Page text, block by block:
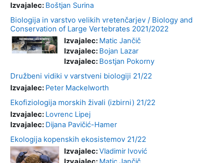
Izvajalec: Boštjan Surina
Biologija in varstvo velikih vretenčarjev / Biology and
Conservation of Large Vertebrates 2021/2022
Izvajalec: Matic Jančič
Izvajalec: Bojan Lazar
Izvajalec: Bostjan Pokorny
Družbeni vidiki v varstveni biologiji 21/22
Izvajalec: Peter Mackelworth
Ekofiziologija morskih živali (izbirni) 21/22
Izvajalec: Lovrenc Lipej
Izvajalec: Dijana Pavičić-Hamer
Ekologija kopenskih ekosistemov 21/22
Izvajalec:Vladimir Ivović